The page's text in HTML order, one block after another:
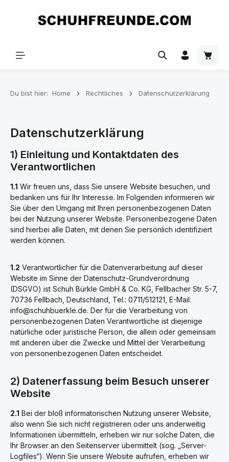
Du bist hier: Home Rechtliches Datenschutzerklärung
Datenschutzerklärung
1) Einleitung und Kontaktdaten des
Verantwortlichen
1.1 Wir freuen uns, dass Sie unsere Website besuchen, und
bedanken uns für Ihr Interesse. Im Folgenden informieren wir
Sie über den Umgang mit Ihren personenbezogenen Daten
bei der Nutzung unserer Website. Personenbezogene Daten
sind hierbei alle Daten, mit denen Sie persönlich identifiziert
werden können.
1.2 Verantwortlicher für die Datenverarbeitung auf dieser
Website im Sinne der Datenschutz-Grundverordnung
(DSGVO) ist Schuh Bürkle GmbH & Co. KG, Fellbacher Str. 5-7,
70736 Fellbach, Deutschland, Tel.: 0711/512121, E-Mail:
info@schuhbuerkle.de. Der für die Verarbeitung von
personenbezogenen Daten Verantwortliche ist diejenige
natürliche oder juristische Person, die allein oder gemeinsam
mit anderen über die Zwecke und Mittel der Verarbeitung
von personenbezogenen Daten entscheidet.
2) Datenerfassung beim Besuch unserer
Website
2.1 Bei der bloß informatorischen Nutzung unserer Website,
also wenn Sie sich nicht registrieren oder uns anderweitig
Informationen übermitteln, erheben wir nur solche Daten, die
Ihr Browser an den Seitenserver übermittelt (sog. „Server-
Logfiles“). Wenn Sie unsere Website aufrufen, erheben wir